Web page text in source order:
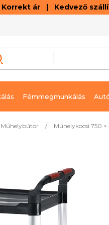
ár | Kedvező
Fémmegmunkálás
Műhelybútor / Műhelykocsi 750